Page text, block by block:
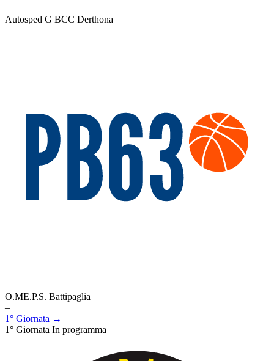
Autosped G BCC Derthona
O.ME.P.S. Battipaglia
–
1° Giornata →
1° Giornata In programma